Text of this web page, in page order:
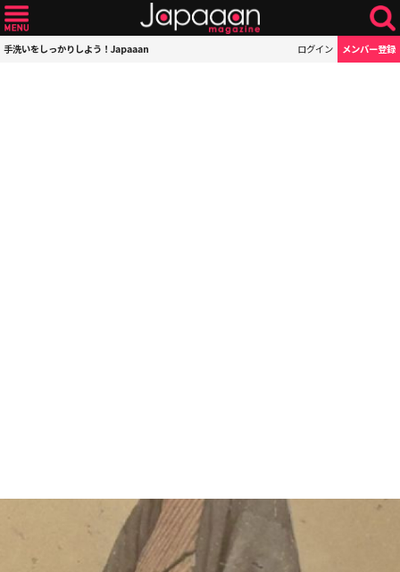
手洗いをしっかりしよう！Japaaan ログイン メンバー登録